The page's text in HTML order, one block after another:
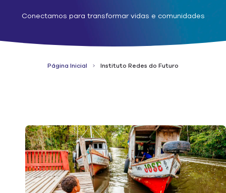
Conectamos para transformar vidas e comunidades
Página Inicial Instituto Redes do Futuro